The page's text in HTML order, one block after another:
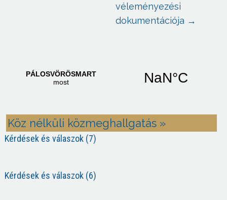
Köz nélküli közmeghallgatás »
Kérdések és válaszok (7)
Kérdések és válaszok (6)
véleményezési
dokumentációja →